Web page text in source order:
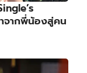
จากพี่น้องสู่คน